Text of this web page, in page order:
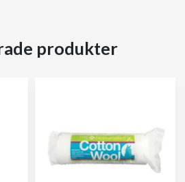
produkter